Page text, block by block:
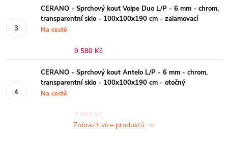
CERANO - Sprchový kout Volpe Duo L/P - 6 mm - chrom,
transparentní sklo - 100x100x190 cm - zalamovací
Na cestě
9 580 Kč
CERANO - Sprchový kout Antelo L/P - 6 mm - chrom,
transparentní sklo - 100x100x190 cm - otočný
Na cestě
7 680 Kč
Zobrazit více produktů